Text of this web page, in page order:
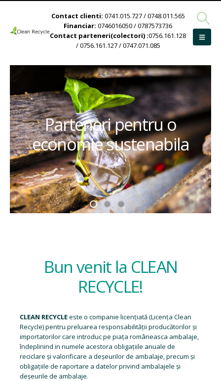
Contact clienti: 0741.015.727 / 0748.011.565
Financiar: 0746016050 / 0787573736
Contact parteneri(colectori) :0756.161.128
/ 0756.161.127 / 0747.071.085
Parteneri pentru o
economie sustenabila
Bun venit la CLEAN
RECYCLE!
CLEAN RECYCLEeste o companie licențiată (Licența Clean
Recycle) pentru preluarea responsabilității producătorilor și
importatorilor care introduc pe piața româneasca ambalaje,
îndeplinind in numele acestora obligațiile anuale de
reciclare și valorificare a deșeurilor de ambalaje, precum și
obligațiile de raportare a datelor privind ambalajele și
deșeurile de ambalaje.